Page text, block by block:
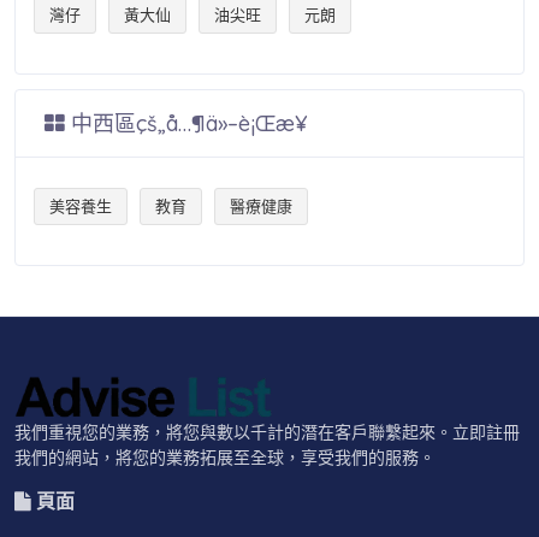
灣仔 黃大仙 油尖旺 元朗
中西區çš„å…¶ä»–è¡Œæ¥­
美容養生 教育 醫療健康
我們重視您的業務，將您與數以千計的潛在客戶聯繫起來。立即註冊
我們的網站，將您的業務拓展至全球，享受我們的服務。
頁面